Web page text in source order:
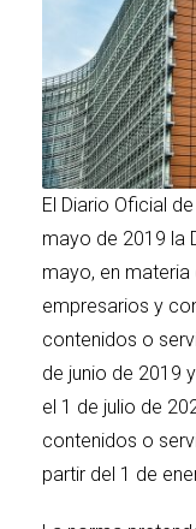
El Diario Oficial
mayo de 2019 la
mayo, en
empresarios y
contenidos o
de junio de 2019
el 1 de julio de
contenidos o
partir del 1 de